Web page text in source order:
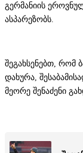
გერმანიის
ასპარეზობს.
შეგახსენებთ, რომ
დახურა,
მეორე შენაძენი